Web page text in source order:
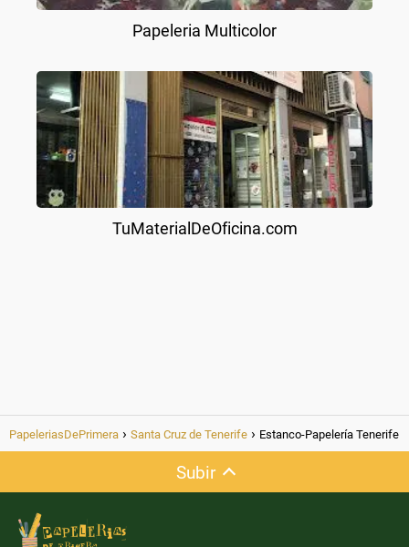
Papeleria Multicolor
TuMaterialDeOficina.com
PapeleriasDePrimera Santa Cruz de Tenerife Estanco-Papelería Tenerife
Subir